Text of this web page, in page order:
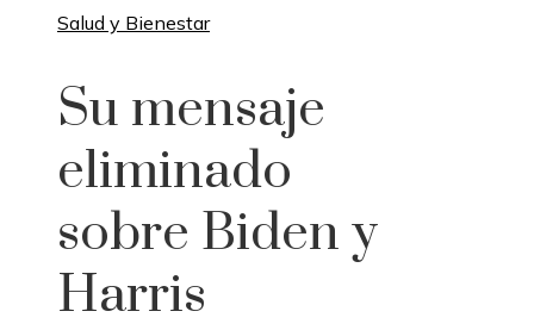
Salud y Bienestar
Su mensaje
eliminado
sobre Biden y
Harris